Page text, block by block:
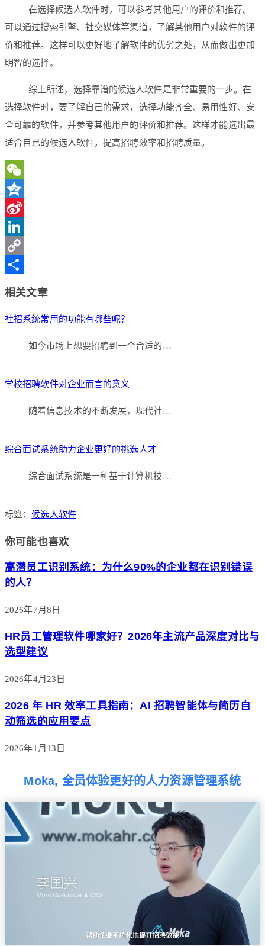
在选择候选人软件时，可以参考其他用户的评价和推荐。
可以通过搜索引擎、社交媒体等渠道，了解其他用户对软件的评
价和推荐。这样可以更好地了解软件的优劣之处，从而做出更加
明智的选择。
综上所述，选择靠谱的候选人软件是非常重要的一步。在
选择软件时，要了解自己的需求，选择功能齐全、易用性好、安
全可靠的软件，并参考其他用户的评价和推荐。这样才能选出最
适合自己的候选人软件，提高招聘效率和招聘质量。
WeChat
Qzone
Sina
Weibo
LinkedIn
Copy
相关文章
社招系统常用的功能有哪些呢？
如今市场上想要招聘到一个合适的…
学校招聘软件对企业而言的意义
随着信息技术的不断发展，现代社…
综合面试系统助力企业更好的挑选人才
综合面试系统是一种基于计算机技…
标签：候选人软件
你可能也喜欢
高潜员工识别系统：为什么90%的企业都在识别错误
的人？
2026年7月8日
HR员工管理软件哪家好？2026年主流产品深度对比与
选型建议
2026年4月23日
2026 年 HR 效率工具指南：AI 招聘智能体与简历自
动筛选的应用要点
2026年1月13日
Moka, 全员体验更好的人力资源管理系统